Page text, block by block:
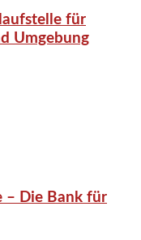
für
Umgebung
– Die Bank für